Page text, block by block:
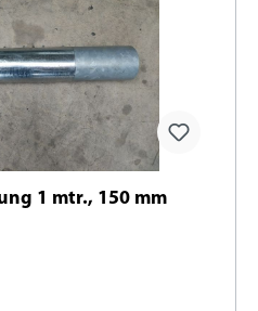
1 mtr., 150 mm